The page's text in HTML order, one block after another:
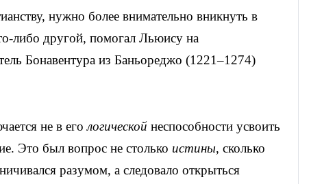
нужно более внимательно вникнуть в
либо другой, помогал Льюису на
Бонавентура из Баньореджо (1221–1274)
не в егологической неспособности усвоить
Это был вопрос не столько истины, сколько
разумом, а следовало открыться